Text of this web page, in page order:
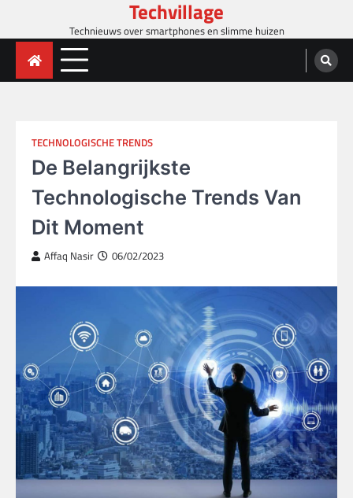
content
Techvillage
Technieuws over smartphones en slimme huizen
TECHNOLOGISCHE TRENDS
De Belangrijkste
Technologische Trends Van
Dit Moment
Affaq Nasir 06/02/2023